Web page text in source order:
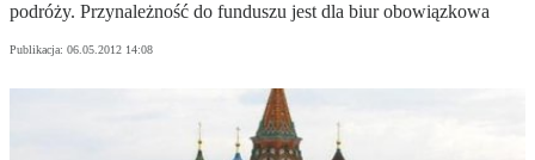
podróży. Przynależność do funduszu jest dla biur obowiązkowa
Publikacja: 06.05.2012 14:08